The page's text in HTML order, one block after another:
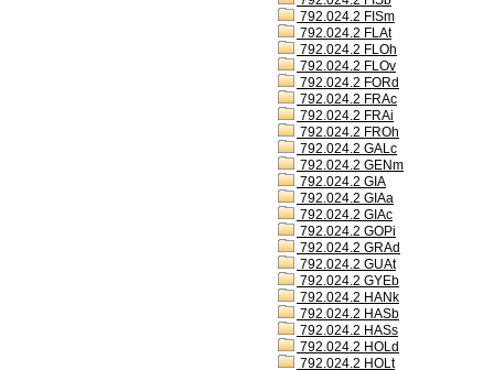
792.024.2 FISm
792.024.2 FLAt
792.024.2 FLOh
792.024.2 FLOv
792.024.2 FORd
792.024.2 FRAc
792.024.2 FRAi
792.024.2 FROh
792.024.2 GALc
792.024.2 GENm
792.024.2 GIA
792.024.2 GIAa
792.024.2 GIAc
792.024.2 GOPi
792.024.2 GRAd
792.024.2 GUAt
792.024.2 GYEb
792.024.2 HANk
792.024.2 HASb
792.024.2 HASs
792.024.2 HOLd
792.024.2 HOLt